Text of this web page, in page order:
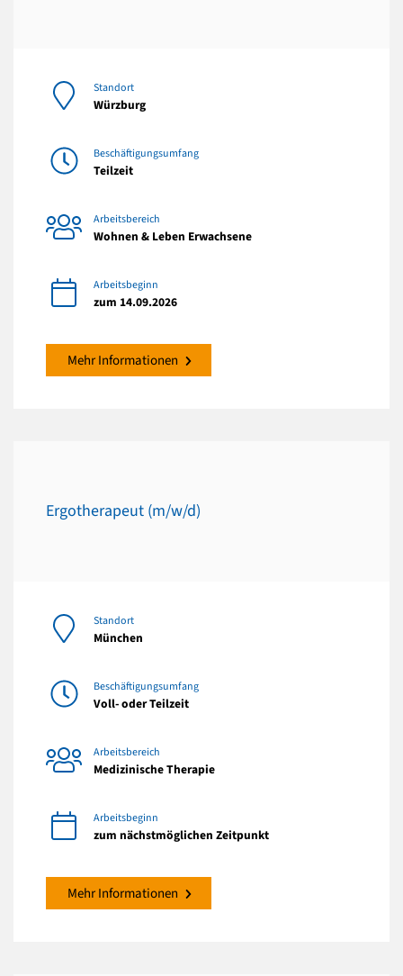
Standort
Würzburg
Beschäftigungsumfang
Teilzeit
Arbeitsbereich
Wohnen & Leben Erwachsene
Arbeitsbeginn
zum 14.09.2026
Mehr Informationen
Ergotherapeut (m/w/d)
Standort
München
Beschäftigungsumfang
Voll- oder Teilzeit
Arbeitsbereich
Medizinische Therapie
Arbeitsbeginn
zum nächstmöglichen Zeitpunkt
Mehr Informationen